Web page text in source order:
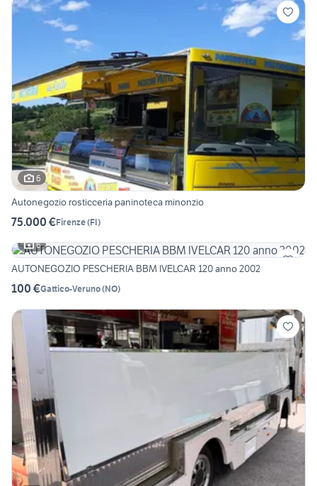
6
Autonegozio rosticceria paninoteca minonzio
75.000 €Firenze(FI)
6
AUTONEGOZIO PESCHERIA BBM IVELCAR 120 anno 2002
100 €Gattico-Veruno(NO)